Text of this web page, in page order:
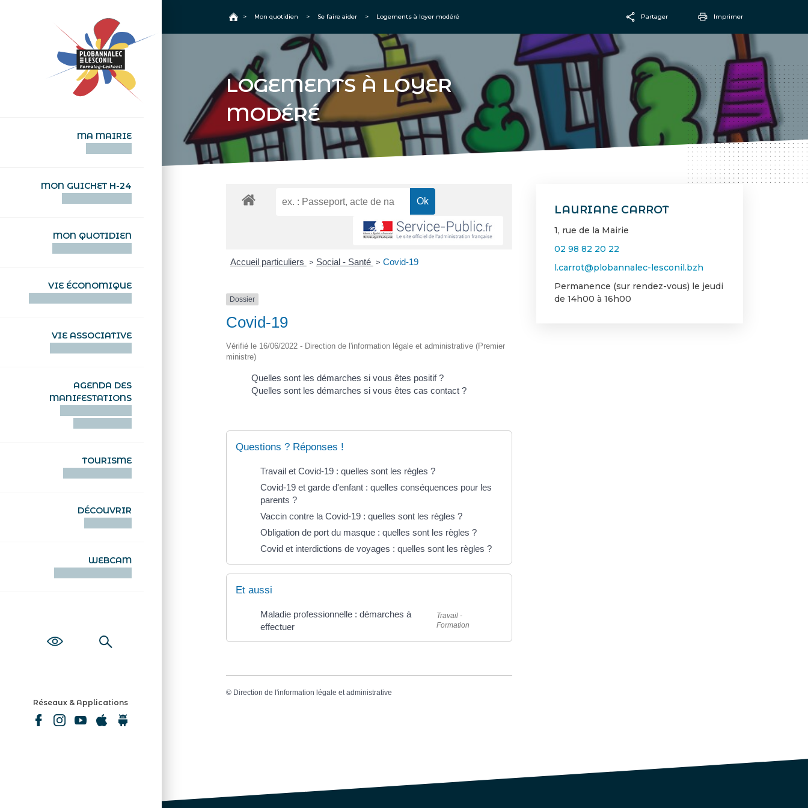
MA MAIRIE
MON GUICHET H-24
MON QUOTIDIEN
VIE ÉCONOMIQUE
VIE ASSOCIATIVE
AGENDA DES
MANIFESTATIONS
TOURISME
DÉCOUVRIR
WEBCAM
Réseaux & Applications
Accueil
> Mon quotidien > Se faire aider > Logements à loyer modéré Partager
Email
Imprimer
LOGEMENTS À LOYER
MODÉRÉ
LAURIANE CARROT
1, rue de la Mairie
02 98 82 20 22
l.carrot@plobannalec-lesconil.bzh
Permanence (sur rendez-vous) le jeudi
de 14h00 à 16h00
Accueil particuliers > Social - Santé > Covid-19
Dossier
Covid-19
Vérifié le 16/06/2022 - Direction de l'information légale et administrative (Premier
ministre)
Quelles sont les démarches si vous êtes positif ?
Quelles sont les démarches si vous êtes cas contact ?
Questions ? Réponses !
Travail et Covid-19 : quelles sont les règles ?
Covid-19 et garde d'enfant : quelles conséquences pour les
parents ?
Vaccin contre la Covid-19 : quelles sont les règles ?
Obligation de port du masque : quelles sont les règles ?
Covid et interdictions de voyages : quelles sont les règles ?
Et aussi
Maladie professionnelle : démarches à
effectuer
Travail -
Formation
© Direction de l'information légale et administrative